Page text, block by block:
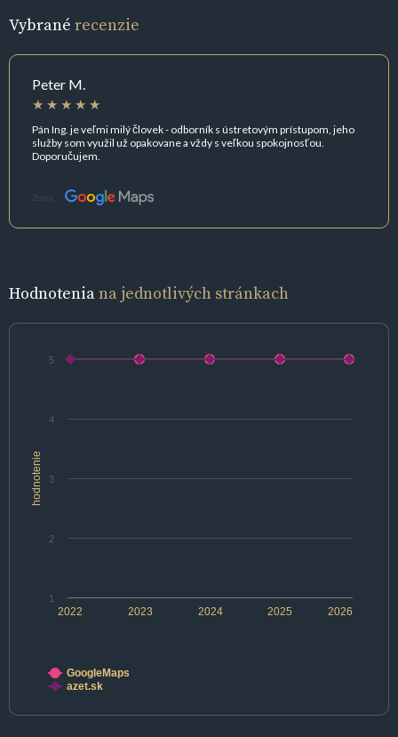
Vybrané recenzie
Peter M.
Pán Ing. je veľmi milý človek - odborník s ústretovým prístupom, jeho
služby som využil už opakovane a vždy s veľkou spokojnosťou.
Doporučujem.
Zdroj:
Hodnoteniana jednotlivých stránkach
hodnotenie
2022 2024 2026
2023 2025
1
2
3
4
5
GoogleMaps
azet.sk